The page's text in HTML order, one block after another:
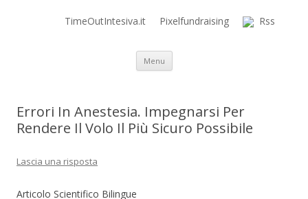
Time Out Intensiva Blog
il tempo e la memoria in terapia intensiva
TimeOutIntesiva.it Pixelfundraising Rss
Menu Vai al contenuto
Errori In Anestesia. Impegnarsi Per
Rendere Il Volo Il Più Sicuro Possibile
Lascia una risposta
Articolo Scientifico Bilingue